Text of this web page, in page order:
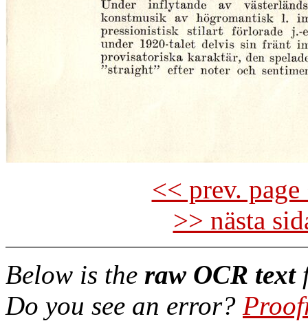
<< prev.
>> nästa
Below is the raw OCR text
Do you see an error?